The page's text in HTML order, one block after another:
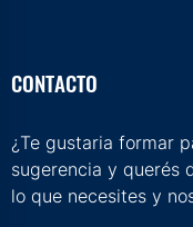
CONTACTO
¿Te gustaria formar
sugerencia y querés
lo que necesites y